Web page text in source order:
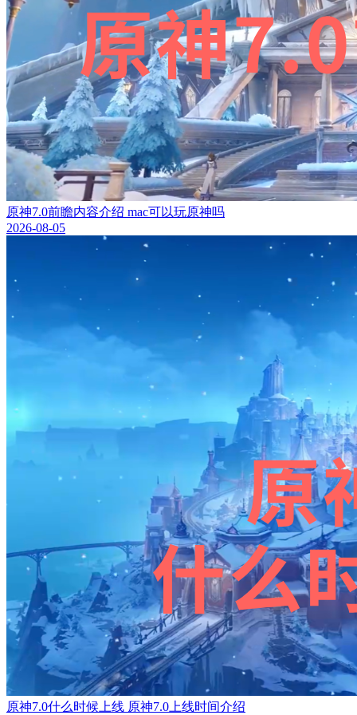
原神7.0前瞻内容介绍 mac可以玩原神吗
2026-08-05
原神7.0什么时候上线 原神7.0上线时间介绍